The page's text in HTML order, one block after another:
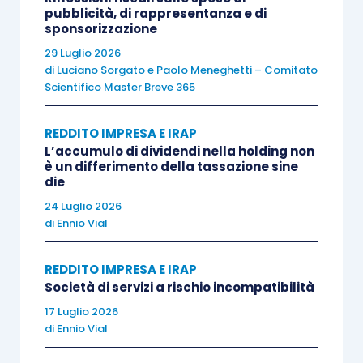
credito sarà assunto pari a zerocon inevitabili
aggravi in capo alla società, dovendo, questa,
tassarein totola rinuncia operata dal socio.
Si pensi al caso della società Alfa s.r.l. che
acquista dalla società Gamma s.r.l. un credito da
questa vantato nei confronti della Beta s.r.l.,
partecipata al 100% da Alfa. Tale credito, avente
acquistato a 60.000 euro. In base alla previgente
disciplina, in vigore fino al 31 dicembre 2015, Alfa
potrebbe rinunciare al credito nei confronti della
partecipata Beta, patrimonializzandola per euro
100.000, e non scontare alcuna imposizione
pubblicità, di rappresentanza e di
sponsorizzazione
29 Luglio 2026
di Luciano Sorgatoe Paolo Meneghetti – Comitato
Scientifico Master Breve 365
REDDITO IMPRESA E IRAP
L’accumulo di dividendi nella holding non
è un differimento della tassazione sine
die
24 Luglio 2026
di Ennio Vial
REDDITO IMPRESA E IRAP
Società di servizi a rischio incompatibilità
17 Luglio 2026
di Ennio Vial